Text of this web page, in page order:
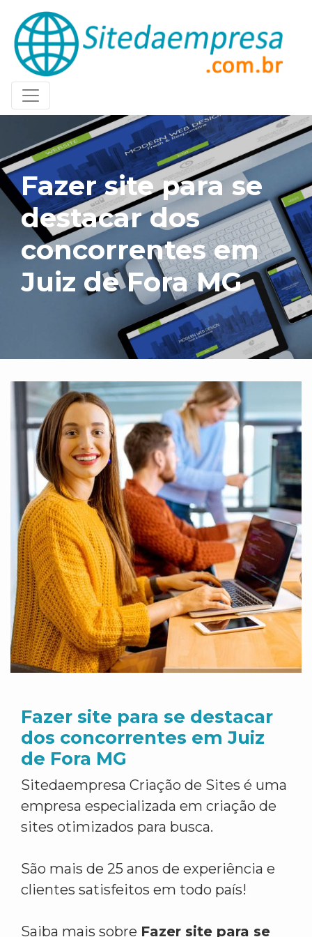
Fazer site para se
destacar dos
concorrentes em
Juiz de Fora MG
Fazer site para se destacar
dos concorrentes em Juiz
de Fora MG
Sitedaempresa Criação de Sites é uma
empresa especializada em criação de
sites otimizados para busca.
São mais de 25 anos de experiência e
clientes satisfeitos em todo país!
Saiba mais sobre Fazer site para se